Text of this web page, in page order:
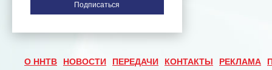
О ННТВ НОВОСТИ ПЕРЕДАЧИ КОНТАКТЫ РЕКЛАМА
Подписаться